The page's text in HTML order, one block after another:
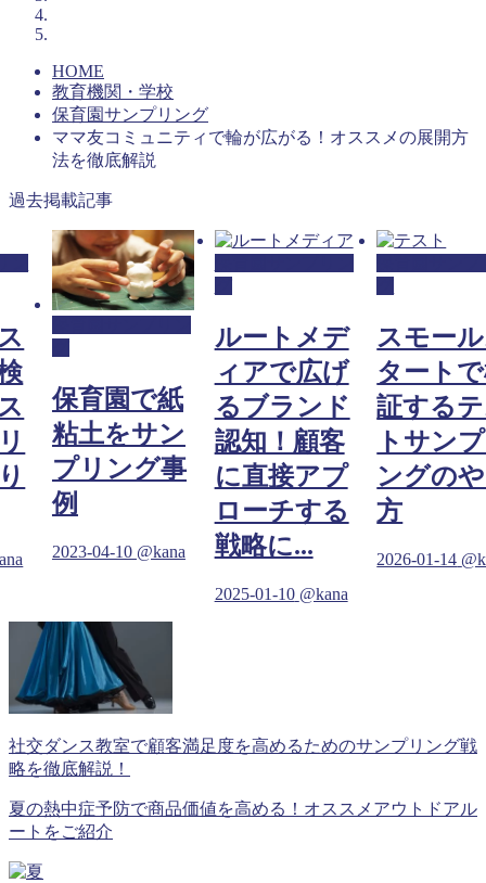
HOME
教育機関・学校
保育園サンプリング
ママ友コミュニティで輪が広がる！オススメの展開方
法を徹底解説
過去掲載記事
保育園で紙
粘土をサン
プリング事
例
2023-04-10 @kana
ルートメデ
ィアで広げ
るブランド
認知！顧客
に直接アプ
ローチする
戦略に...
2025-01-10 @kana
スモー
タート
証する
トサン
ングの
方
2026-01-14
社交ダンス教室で顧客満足度を高めるためのサンプリング戦
略を徹底解説！
夏の熱中症予防で商品価値を高める！オススメアウトドアル
ートをご紹介